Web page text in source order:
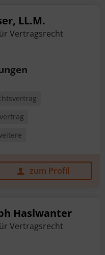
LL.M.
Vertragsrecht
zum Profil
Haslwanter
Vertragsrecht